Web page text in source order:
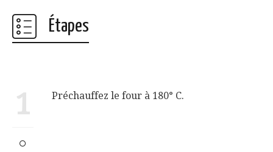
Étapes
1 Préchauffez le four à 180° C.